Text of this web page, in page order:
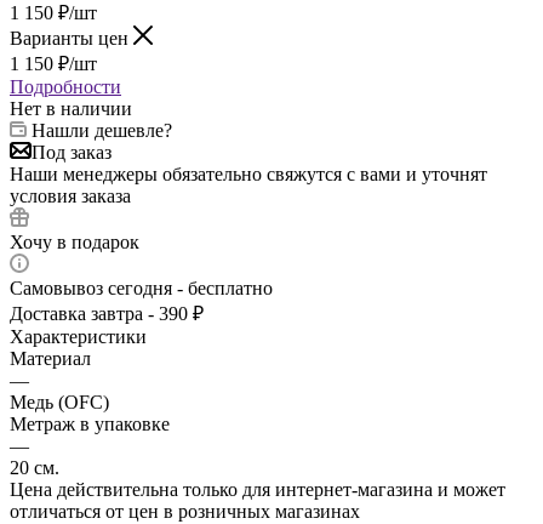
1 150 ₽/шт
Варианты цен
1 150 ₽/шт
Подробности
Нет в наличии
Нашли дешевле?
Под заказ
Наши менеджеры обязательно свяжутся с вами и уточнят
условия заказа
Хочу в подарок
Самовывоз сегодня - бесплатно
Доставка завтра - 390 ₽
Характеристики
Материал
—
Медь (OFC)
Метраж в упаковке
—
20 см.
Цена действительна только для интернет-магазина и может
отличаться от цен в розничных магазинах